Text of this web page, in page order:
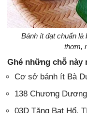
Bánh ít đạt chuẩn là
thơm,
Ghé những chỗ này
Cơ sở bánh ít Bà
138 Chương
03D Tăng Bạt Hổ,